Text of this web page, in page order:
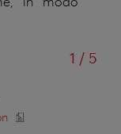
1 /of
5